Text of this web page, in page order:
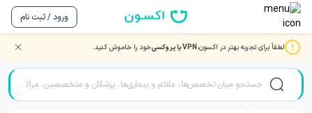
ورود / ثبت نام
لطفاً برای تجربه بهتر در اکسون،VPN یا پروکسی خود را خاموش کنید. صفحه اصلی/دکتر روانشناسی/دکتر مرجان صارمی فر